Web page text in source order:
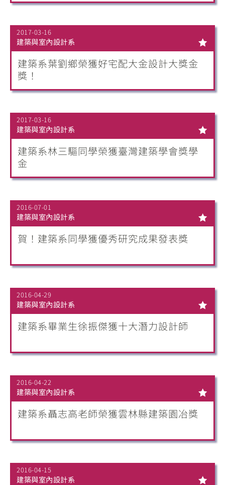
2017-03-16
建築與室內設計系
建築系葉劉鄉榮獲好宅配大金設計大獎金
獎！
2017-03-16
建築與室內設計系
建築系林三驅同學榮獲臺灣建築學會獎學
金
2016-07-01
建築與室內設計系
賀！建築系同學獲優秀研究成果發表獎
2016-04-29
建築與室內設計系
建築系畢業生徐振傑獲十大潛力設計師
2016-04-22
建築與室內設計系
建築系聶志高老師榮獲雲林縣建築園冶獎
2016-04-15
建築與室內設計系